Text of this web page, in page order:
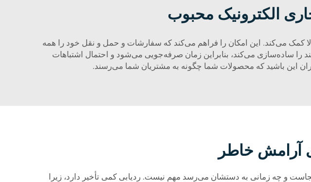
الکترونیک محبوب
کالا کمک می‌کند. این امکان را فراهم می‌کند که سفارشات و حمل و نقل خود را همه
را ساده‌سازی می‌کند، بنابراین زمان صرفه‌جویی می‌شود و احتمال اشتباهات
این باشید که محصولات شما چگونه به مشتریان شما می‌رسند.
آرامش خاطر
و چه زمانی به دستشان می‌رسد مهم نیست. ردیابی کمی تأخیر دارد، زیرا